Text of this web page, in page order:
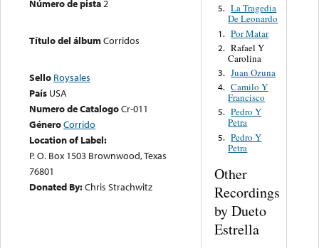
Número de pista2
Título del álbumCorridos
Sello Roysales
País USA
Numero de CatalogoCr-011
GéneroCorrido
Location of Label:
P. O. Box 1503 Brownwood, Texas
76801
Donated By:Chris Strachwitz
5. La Tragedia
De Leonardo
1. Por Matar
2. Rafael Y
Carolina
3. Juan Ozuna
4. Camilo Y
Francisco
5. Pedro Y
Petra
5. Pedro Y
Petra
Other
Recordings
by Dueto
Estrella